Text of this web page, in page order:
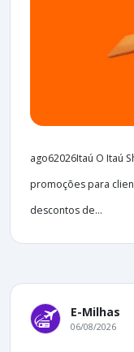
ago62026Itaú O Itaú
promoções para
descontos de...
E-Milhas
06/08/2026